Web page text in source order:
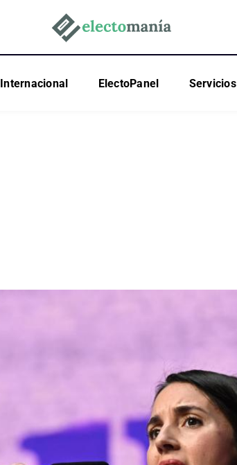
Internacional ElectoPanel Servicios